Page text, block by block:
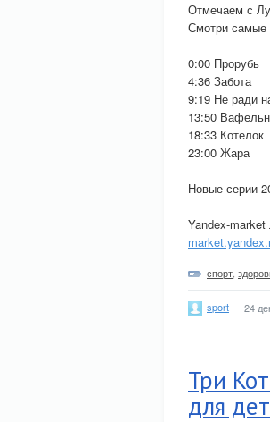
Отмечаем с
Смотри самые
0:00 Прорубь
4:36 Забота
9:19 Не ради
13:50
18:33 Котелок
23:00 Жара
Новые серии
Yandex-market
спорт
sport 24
Три
для